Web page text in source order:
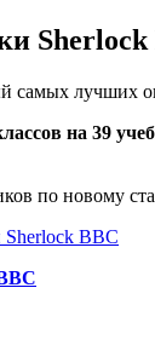
Sherlock
самых лучших
на 39
по новому